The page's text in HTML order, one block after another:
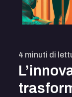
4 minuti di